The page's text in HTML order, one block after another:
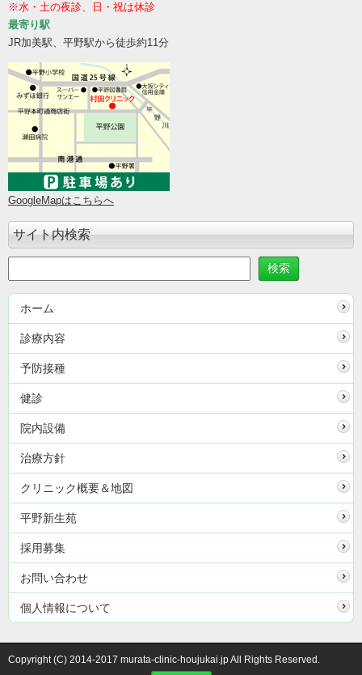
※水・土の夜診、日・祝は休診
最寄り駅
JR加美駅、平野駅から徒歩約11分
GoogleMapはこちらへ
サイト内検索
ホーム
診療内容
予防接種
健診
院内設備
治療方針
クリニック概要＆地図
平野新生苑
採用募集
お問い合わせ
個人情報について
Copyright (C) 2014-2017 murata-clinic-houjukai.jp All Rights Reserved.